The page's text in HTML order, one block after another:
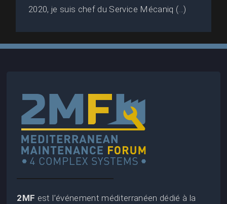
2020, je suis chef du Service Mécaniq (...)
2MF est l’événement méditerranéen dédié à la